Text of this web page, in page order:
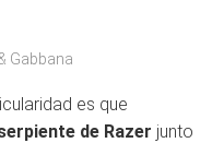
Gabbana
es que
de Razer junto